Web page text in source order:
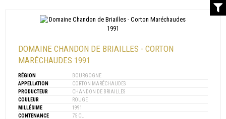
DOMAINE CHANDON DE BRIAILLES - CORTON
MARÉCHAUDES 1991
RÉGION
BOURGOGNE
APPELLATION
CORTON MARÉCHAUDES
PRODUCTEUR
CHANDON DE BRIAILLES
COULEUR
ROUGE
MILLÉSIME
1991
CONTENANCE
75 CL